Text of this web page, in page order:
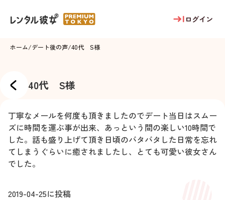
ログイン
ホーム/デート後の声/40代 S様
40代 S様
丁寧なメールを何度も頂きましたのでデート当日はスムー
ズに時間を運ぶ事が出来、あっという間の楽しい10時間で
した。話も盛り上げて頂き日頃のバタバタした日常を忘れ
てしまうぐらいに癒されましたし、とても可愛い彼女さん
でした。
2019-04-25に投稿